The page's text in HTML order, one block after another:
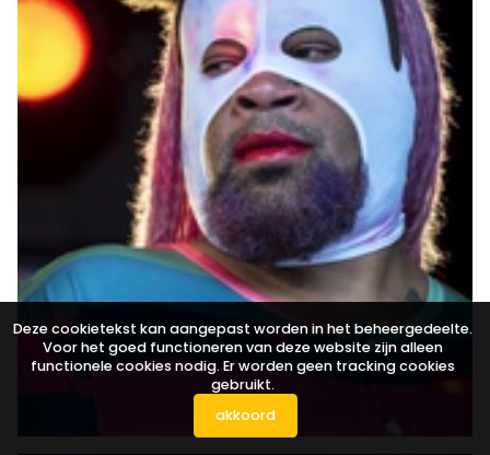
Deze cookietekst kan aangepast worden in het beheergedeelte.
Voor het goed functioneren van deze website zijn alleen
functionele cookies nodig. Er worden geen tracking cookies
gebruikt.
akkoord